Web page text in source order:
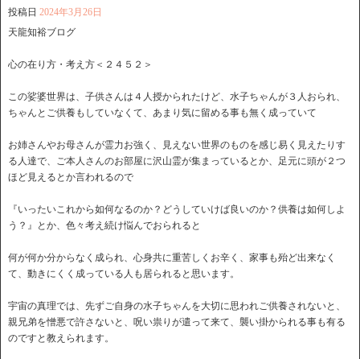
投稿日 2024年3月26日
天龍知裕ブログ
心の在り方・考え方＜２４５２＞
この娑婆世界は、子供さんは４人授かられたけど、水子ちゃんが３人おられ、
ちゃんとご供養もしていなくて、あまり気に留める事も無く成っていて
お姉さんやお母さんが霊力お強く、見えない世界のものを感じ易く見えたりす
る人達で、ご本人さんのお部屋に沢山霊が集まっているとか、足元に頭が２つ
ほど見えるとか言われるので
『いったいこれから如何なるのか？どうしていけば良いのか？供養は如何しよ
う？』とか、色々考え続け悩んでおられると
何が何か分からなく成られ、心身共に重苦しくお辛く、家事も殆ど出来なく
て、動きにくく成っている人も居られると思います。
宇宙の真理では、先ずご自身の水子ちゃんを大切に思われご供養されないと、
親兄弟を憎悪で許さないと、呪い祟りが遣って来て、襲い掛かられる事も有る
のですと教えられます。